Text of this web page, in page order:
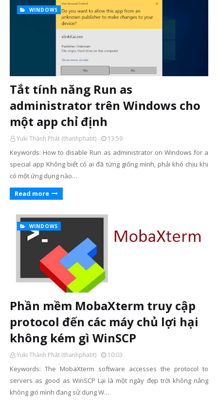
WINDOWS
Tắt tính năng Run as
administrator trên Windows cho
một app chỉ định
Yuki Thành Phát (thanhphatit) 13:59
Keywords: How to disable Run as administrator on Windows for a
special app Không biết có ai đã từng giống mình, phải khó chịu khi
có một ứng dụng nào…
Read more
WINDOWS
Phần mềm MobaXterm truy cập
protocol đến các máy chủ lợi hại
không kém gì WinSCP
Yuki Thành Phát (thanhphatit) 10:03
Keywords: The MobaXterm software accesses the protocol to
servers as good as WinSCP Lại là một ngày đẹp trời không nắng
không gió mình đang sử dụng W…